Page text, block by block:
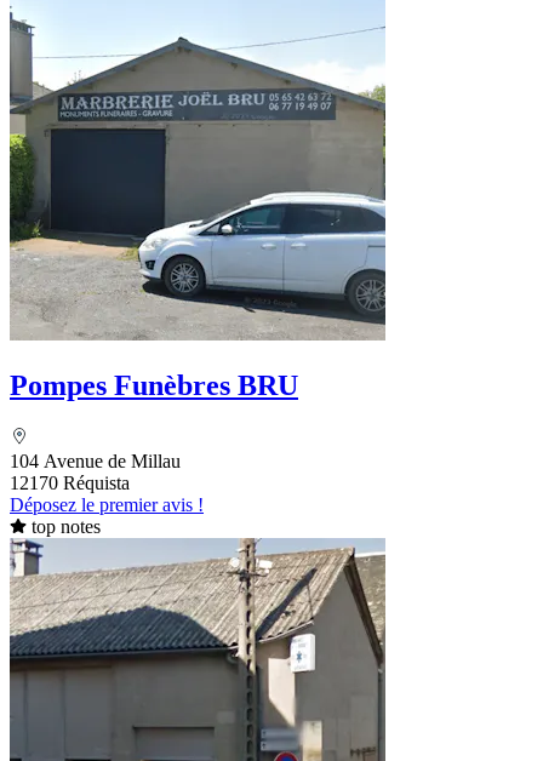
Pompes Funèbres BRU
104 Avenue de Millau
12170 Réquista
Déposez le premier avis !
top notes